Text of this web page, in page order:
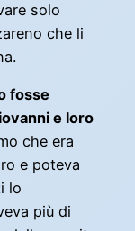
solo
che li
fosse
e loro
che era
e poteva
lo
più di